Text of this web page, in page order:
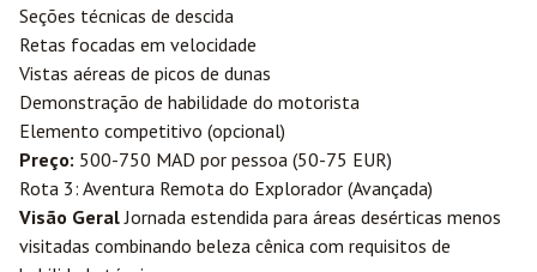
Seções técnicas de descida
Retas focadas em velocidade
Vistas aéreas de picos de dunas
Demonstração de habilidade do motorista
Elemento competitivo (opcional)
Preço: 500-750 MAD por pessoa (50-75 EUR)
Rota 3: Aventura Remota do Explorador (Avançada)
Visão GeralJornada estendida para áreas desérticas menos
visitadas combinando beleza cênica com requisitos de